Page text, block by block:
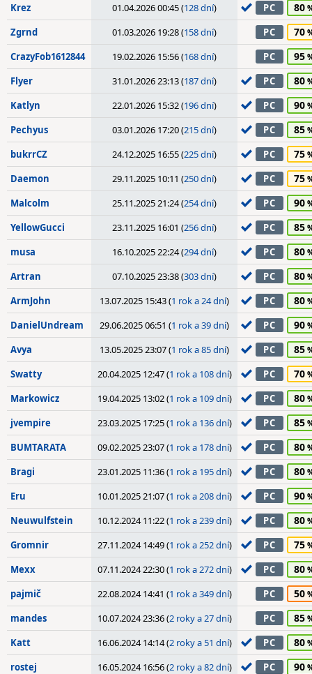
Krez 01.04.2026 00:45 (128 dní) PC 80
Zgrnd 01.03.2026 19:28 (158 dní) PC 70
CrazyFob1612844 19.02.2026 15:56 (168 dní) PC 95
Flyer 31.01.2026 23:13 (187 dní) PC 80
Katlyn 22.01.2026 15:32 (196 dní) PC 90
Pechyus 03.01.2026 17:20 (215 dní) PC 85
bukrrCZ 24.12.2025 16:55 (225 dní) PC 75
Daemon 29.11.2025 10:11 (250 dní) PC 75
Malcolm 25.11.2025 21:24 (254 dní) PC 90
YellowGucci 23.11.2025 16:01 (256 dní) PC 85
musa 16.10.2025 22:24 (294 dní) PC 80
Artran 07.10.2025 23:38 (303 dní) PC 80
ArmJohn 13.07.2025 15:43 (1 rok a 24 dní) PC 80
DanielUndream 29.06.2025 06:51 (1 rok a 39 dní) PC 90
Avya 13.05.2025 23:07 (1 rok a 85 dní) PC 85
Swatty 20.04.2025 12:47 (1 rok a 108 dní) PC 70
Markowicz 19.04.2025 13:02 (1 rok a 109 dní) PC 80
jvempire 23.03.2025 17:25 (1 rok a 136 dní) PC 85
BUMTARATA 09.02.2025 23:07 (1 rok a 178 dní) PC 80
Bragi 23.01.2025 11:36 (1 rok a 195 dní) PC 80
Eru 10.01.2025 21:07 (1 rok a 208 dní) PC 90
Neuwulfstein 10.12.2024 11:22 (1 rok a 239 dní) PC 80
Gromnir 27.11.2024 14:49 (1 rok a 252 dní) PC 75
Mexx 07.11.2024 22:30 (1 rok a 272 dní) PC 80
pajmič 22.08.2024 14:41 (1 rok a 349 dní) PC 50
mandes 10.07.2024 23:36 (2 roky a 27 dní) PC 85
Katt 16.06.2024 14:14 (2 roky a 51 dní) PC 80
rostej 16.05.2024 16:56 (2 roky a 82 dní) PC 90